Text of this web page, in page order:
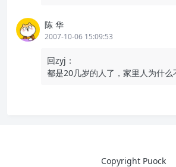
陈 华
2007-10-06 15:09:53
回zyj：
都是20几岁的人了，家里人为什么
Copyright Puock